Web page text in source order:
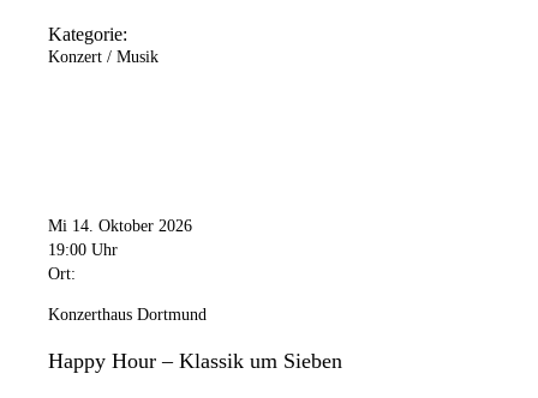
Kategorie:
Konzert / Musik
Mi 14. Oktober 2026
19:00 Uhr
Ort:
Konzerthaus Dortmund
Happy Hour – Klassik um Sieben